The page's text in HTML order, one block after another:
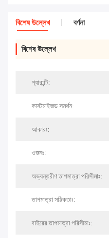
বিশেষ উল্লেখ বর্ণনা
বিশেষ উল্লেখ
গ্যারান্টি:
কাস্টমাইজড সমর্থন:
আকারঃ:
ওজনঃ:
অভ্যন্তরীণ তাপমাত্রা পরিসীমাঃ:
তাপমাত্রা সঠিকতাঃ:
বাইরের তাপমাত্রা পরিসীমাঃ: